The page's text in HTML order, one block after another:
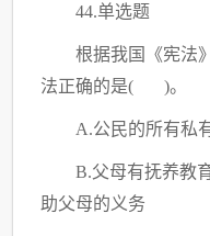
44.单选题
根据我国《宪法》
法正确的是( )。
A.公民的所有私
B.父母有抚养教
助父母的义务